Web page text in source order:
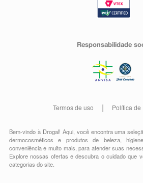
Responsabilidade
Termos de uso Política de
Bem-vindo à Drogal! Aqui, você encontra uma
dermocosméticos e produtos de beleza,
conveniênciae muito mais, para atender suas
Explore nossas ofertas e descubra o cuidado que
categorias do site.